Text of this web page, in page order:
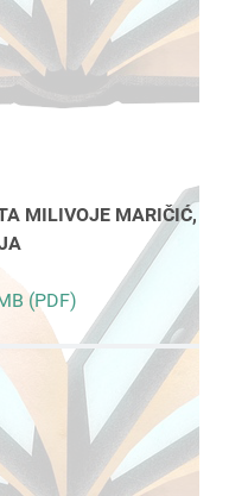
MILIVOJE MARIČIĆ,
(PDF)